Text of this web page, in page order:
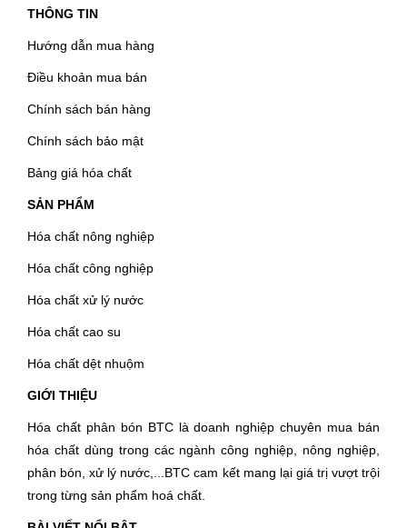
THÔNG TIN
Hướng dẫn mua hàng
Điều khoản mua bán
Chính sách bán hàng
Chính sách bảo mật
Bảng giá hóa chất
SẢN PHẨM
Hóa chất nông nghiệp
Hóa chất công nghiệp
Hóa chất xử lý nước
Hóa chất cao su
Hóa chất dệt nhuộm
GIỚI THIỆU
Hóa chất phân bón BTC là doanh nghiệp chuyên mua bán
hóa chất dùng trong các ngành công nghiệp, nông nghiệp,
phân bón, xử lý nước,...BTC cam kết mang lại giá trị vượt trội
trong từng sản phẩm hoá chất.